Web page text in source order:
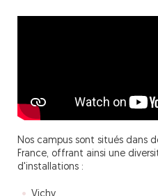
Nos campus sont situés dans
France, offrant ainsi une
d'installations :